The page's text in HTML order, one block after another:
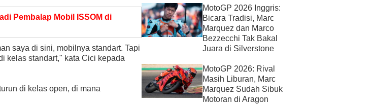
Pembalap Mobil ISSOM di
saya di sini, mobilnya standart. Tapi
kelas standart," kata Cici kepada
di kelas open, di mana
MotoGP 2026 Inggris:
Bicara Tradisi, Marc
Marquez dan Marco
Bezzecchi Tak Bakal
Juara di Silverstone
MotoGP 2026: Rival
Masih Liburan, Marc
Marquez Sudah Sibuk
Motoran di Aragon